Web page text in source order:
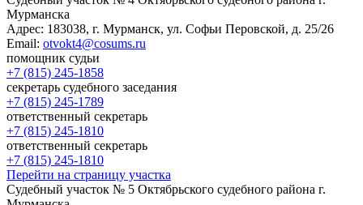
Мурманска
Адрес: 183038, г. Мурманск, ул. Софьи Перовской, д. 25/26
Email: otvokt4@cosums.ru
помощник судьи
+7 (815) 245-1858
секретарь судебного заседания
+7 (815) 245-1789
ответственный секретарь
+7 (815) 245-1810
ответственный секретарь
+7 (815) 245-1810
Перейти на страницу участка
Cудебный участок № 5 Октябрьского судебного района г.